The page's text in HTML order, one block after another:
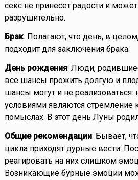
секс не принесет радости и
разрушительно.
Брак: Полагают, что день, в
подходит для заключения брака.
День рождения: Люди,
все шансы прожить долгую и
шансы могут и не
условиями являются стремление
помыслах. В этот день Луны
Общие рекомендации: Бывает,
цикла приходят дурные вести.
реагировать на них слишком
Возникающие бурные эмоции